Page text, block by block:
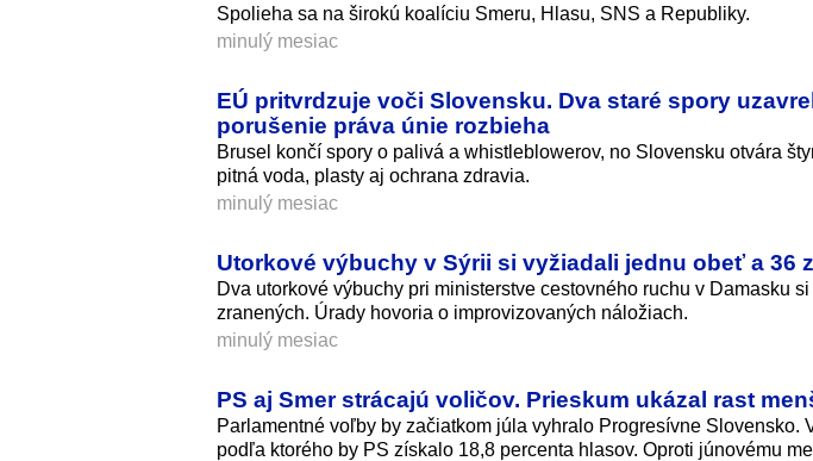
Spolieha sa na širokú koalíciu Smeru, Hlasu, SNS a Republiky.
minulý mesiac
EÚ pritvrdzuje voči Slovensku. Dva staré spory
porušenie práva únie rozbieha
Brusel končí spory o palivá a whistleblowerov, no Slovensku otvára
pitná voda, plasty aj ochrana zdravia.
minulý mesiac
Utorkové výbuchy v Sýrii si vyžiadali jednu obeť a 36
Dva utorkové výbuchy pri ministerstve cestovného ruchu v Damasku
zranených. Úrady hovoria o improvizovaných náložiach.
minulý mesiac
PS aj Smer strácajú voličov. Prieskum ukázal rast
Parlamentné voľby by začiatkom júla vyhralo Progresívne Slovensko.
podľa ktorého by PS získalo 18,8 percenta hlasov. Oproti júnovému